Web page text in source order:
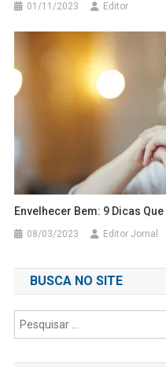
01/11/2023 Editor
Envelhecer Bem: 9 Dicas
08/03/2023 Editor Jornal
BUSCA NO SITE